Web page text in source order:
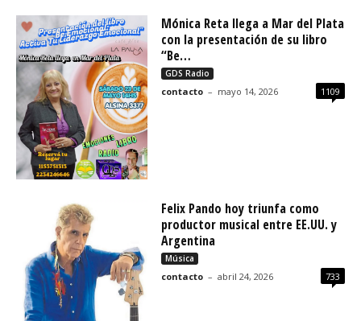
Mónica Reta llega a Mar del Plata
con la presentación de su libro
“Be…
GDS Radio
contacto – mayo 14, 2026 1109
Felix Pando hoy triunfa como
pro­duc­tor musi­cal entre EE.UU. y
Argentina
Música
contacto – abril 24, 2026 733